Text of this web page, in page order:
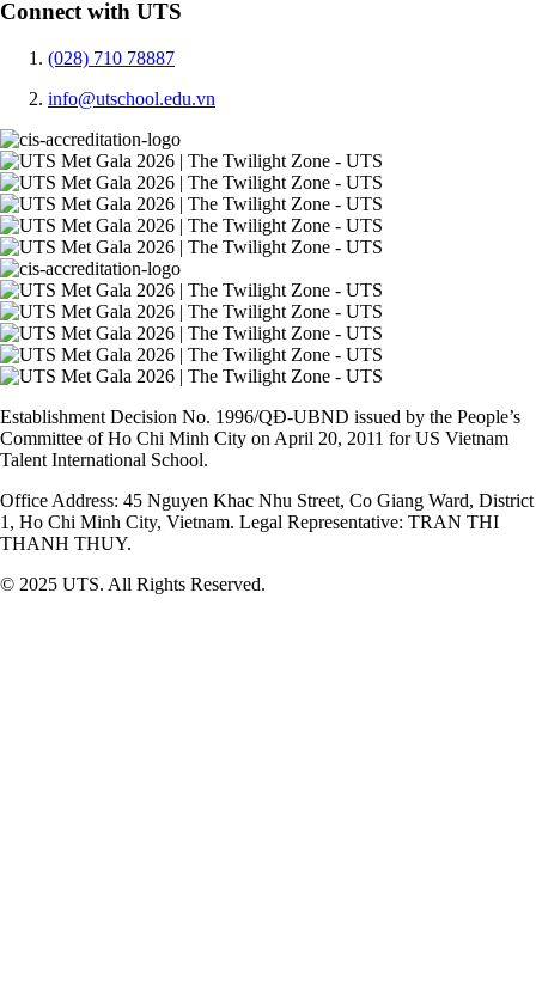
Connect with UTS
(028) 710 78887
info@utschool.edu.vn
Establishment Decision No. 1996/QĐ-UBND issued by the People’s
Committee of Ho Chi Minh City on April 20, 2011 for US Vietnam
Talent International School.
Office Address: 45 Nguyen Khac Nhu Street, Co Giang Ward, District
1, Ho Chi Minh City, Vietnam. Legal Representative: TRAN THI
THANH THUY.
© 2025 UTS. All Rights Reserved.